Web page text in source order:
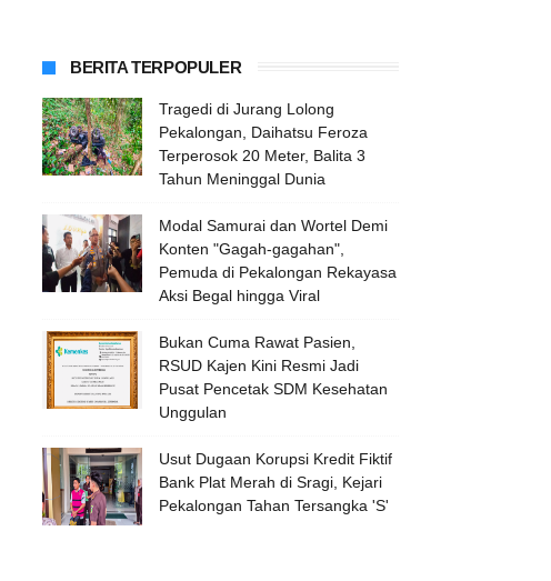
BERITA TERPOPULER
Tragedi di Jurang Lolong
Pekalongan, Daihatsu Feroza
Terperosok 20 Meter, Balita 3
Tahun Meninggal Dunia
Modal Samurai dan Wortel Demi
Konten "Gagah-gagahan",
Pemuda di Pekalongan Rekayasa
Aksi Begal hingga Viral
Bukan Cuma Rawat Pasien,
RSUD Kajen Kini Resmi Jadi
Pusat Pencetak SDM Kesehatan
Unggulan
Usut Dugaan Korupsi Kredit Fiktif
Bank Plat Merah di Sragi, Kejari
Pekalongan Tahan Tersangka 'S'